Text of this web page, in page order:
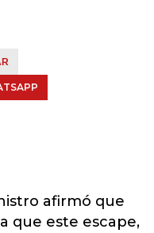
afirmó que
que este escape,